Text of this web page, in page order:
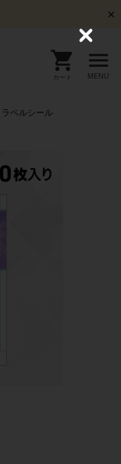
カート MENU
ラベルシール
C
o
s